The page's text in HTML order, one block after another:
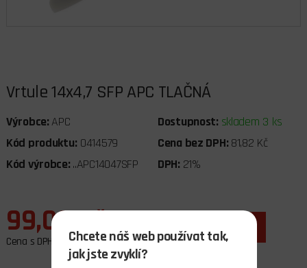
Vrtule 14x4,7 SFP APC TLAČNÁ
Výrobce: APC Dostupnost: skladem 3 ks
Kód produktu: 0414579 Cena bez DPH: 81,82 Kč
Kód výrobce: ..APC14047SFP DPH: 21%
99,00 Kč
Cena s DPH
Chcete náš web používat tak,
jak jste zvyklí?